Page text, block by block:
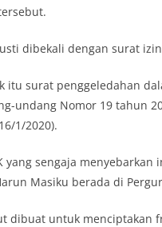
dibekali dengan surat
itu surat penggeledahan
undang Nomor 19 tahun
1/2020).
yang sengaja menyebarkan
Masiku berada di
dibuat untuk